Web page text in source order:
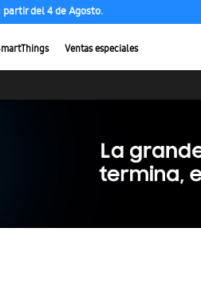
del 4 de Agosto.
Ventas especiales